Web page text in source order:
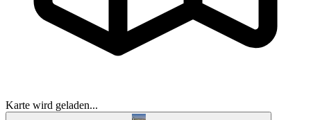
Karte wird geladen...